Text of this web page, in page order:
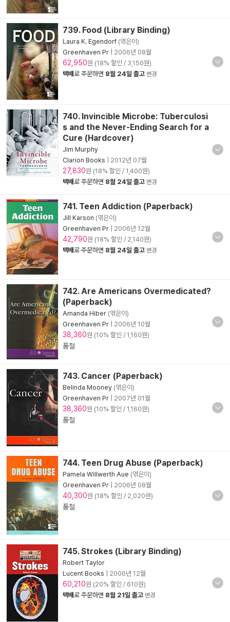
739. Food (Library Binding)
Laura K. Egendorf (엮은이)
Greenhaven Pr
2006년 08월
62,950원 (18% 할인 / 3,150원)
택배로 주문하면 8월 24일 출고 변경
740. Invincible Microbe: Tuberculosi
s and the Never-Ending Search for a
Cure (Hardcover)
Jim Murphy
Clarion Books
2012년 07월
27,830원 (18% 할인 / 1,400원)
택배로 주문하면 8월 24일 출고 변경
741. Teen Addiction (Paperback)
Jill Karson (엮은이)
Greenhaven Pr
2006년 12월
42,790원 (18% 할인 / 2,140원)
택배로 주문하면 8월 24일 출고 변경
742. Are Americans Overmedicated?
(Paperback)
Amanda Hiber (엮은이)
Greenhaven Pr
2006년 10월
38,360원 (10% 할인 / 1,160원)
품절
743. Cancer (Paperback)
Belinda Mooney (엮은이)
Greenhaven Pr
2007년 01월
38,360원 (10% 할인 / 1,160원)
품절
744. Teen Drug Abuse (Paperback)
Pamela Willwerth Aue (엮은이)
Greenhaven Pr
2006년 08월
40,300원 (18% 할인 / 2,020원)
품절
745. Strokes (Library Binding)
Robert Taylor
Lucent Books
2006년 12월
60,210원 (20% 할인 / 610원)
택배로 주문하면 8월 21일 출고 변경